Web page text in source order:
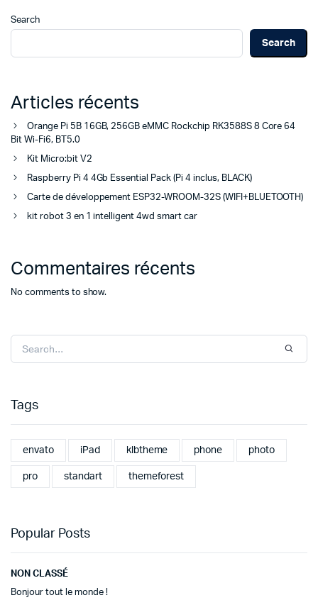
Search
Search
Articles récents
Orange Pi 5B 16GB, 256GB eMMC Rockchip RK3588S 8 Core 64
Bit Wi-Fi6, BT5.0
Kit Micro:bit V2
Raspberry Pi 4 4Gb Essential Pack (Pi 4 inclus, BLACK)
Carte de développement ESP32-WROOM-32S (WIFI+BLUETOOTH)
kit robot 3 en 1 intelligent 4wd smart car
Commentaires récents
No comments to show.
Tags
envato iPad klbtheme phone photo
pro standart themeforest
Popular Posts
NON CLASSÉ
Bonjour tout le monde !